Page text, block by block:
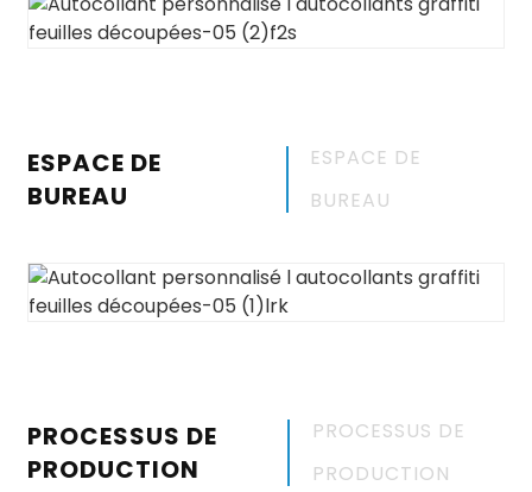
ESPACE DE
BUREAU
ESPACE DE
BUREAU
PROCESSUS DE
PRODUCTION
PROCESSUS DE
PRODUCTION